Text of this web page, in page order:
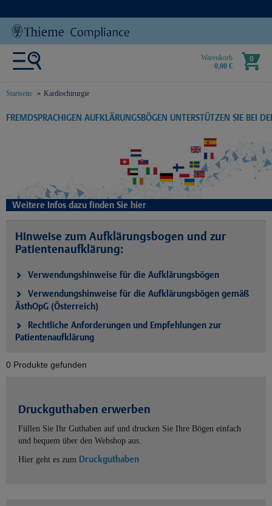
Warenkorb
0,00 €
0
Startseite Kardiochirurgie
text.skipToContent
text.skipToNavigation
FREMDSPRACHIGEN AUFKLÄRUNGSBÖGEN UNTERSTÜTZEN SIE BEI
Weitere Infos dazu finden Sie hier
Hinweise zum Aufklärungsbogen und zur
Patientenaufklärung:
Verwendungshinweise für die Aufklärungsbögen
Verwendungshinweise für die Aufklärungsbögen gemäß
ÄsthOpG (Österreich)
Rechtliche Anforderungen und Empfehlungen zur
Patientenaufklärung
0 Produkte gefunden
Druckguthaben erwerben
Füllen Sie Ihr Guthaben auf und drucken Sie Ihre Bögen einfach
und bequem über den Webshop aus.
Hier geht es zum Druckguthaben